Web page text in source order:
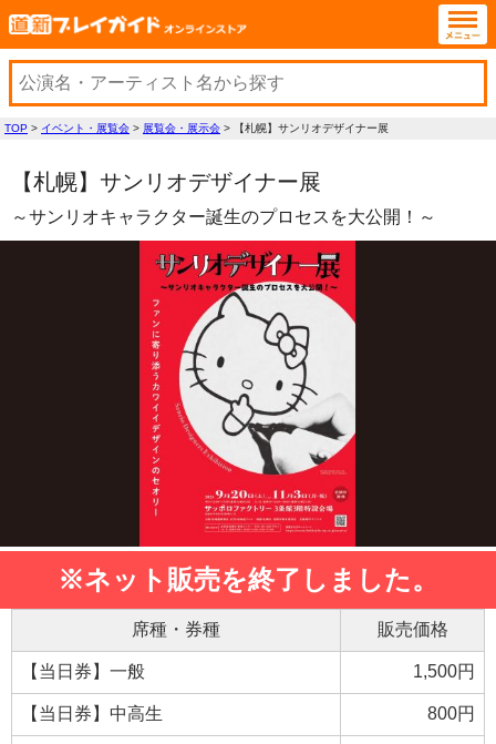
TOP > イベント・展覧会 > 展覧会・展示会 > 【札幌】サンリオデザイナー展
【札幌】サンリオデザイナー展
～サンリオキャラクター誕生のプロセスを大公開！～
※ネット販売を終了しました。
席種・券種 販売価格
【当日券】一般 1,500円
【当日券】中高生 800円